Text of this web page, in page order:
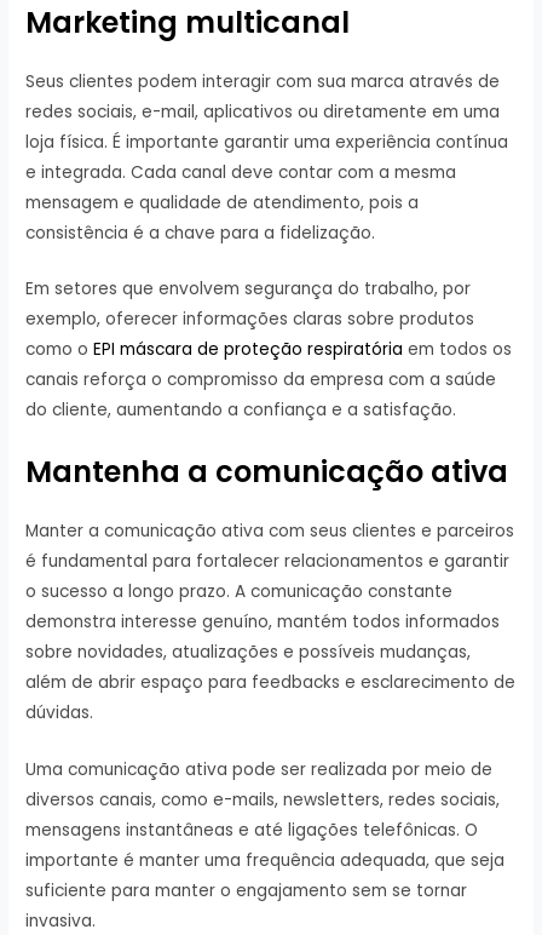
Marketing multicanal
Seus clientes podem interagir com sua marca através de
redes sociais, e-mail, aplicativos ou diretamente em uma
loja física. É importante garantir uma experiência contínua
e integrada. Cada canal deve contar com a mesma
mensagem e qualidade de atendimento, pois a
consistência é a chave para a fidelização.
Em setores que envolvem segurança do trabalho, por
exemplo, oferecer informações claras sobre produtos
como oEPI máscara de proteção respiratória em todos os
canais reforça o compromisso da empresa com a saúde
do cliente, aumentando a confiança e a satisfação.
Mantenha a comunicação ativa
Manter a comunicação ativa com seus clientes e parceiros
é fundamental para fortalecer relacionamentos e garantir
o sucesso a longo prazo. A comunicação constante
demonstra interesse genuíno, mantém todos informados
sobre novidades, atualizações e possíveis mudanças,
além de abrir espaço para feedbacks e esclarecimento de
dúvidas.
Uma comunicação ativa pode ser realizada por meio de
diversos canais, como e-mails, newsletters, redes sociais,
mensagens instantâneas e até ligações telefônicas. O
importante é manter uma frequência adequada, que seja
suficiente para manter o engajamento sem se tornar
invasiva.